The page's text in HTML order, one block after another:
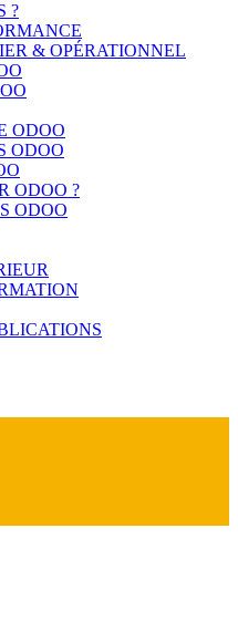
?
& OPÉRATIONNEL
ODOO
ODOO
ODOO ?
ODOO